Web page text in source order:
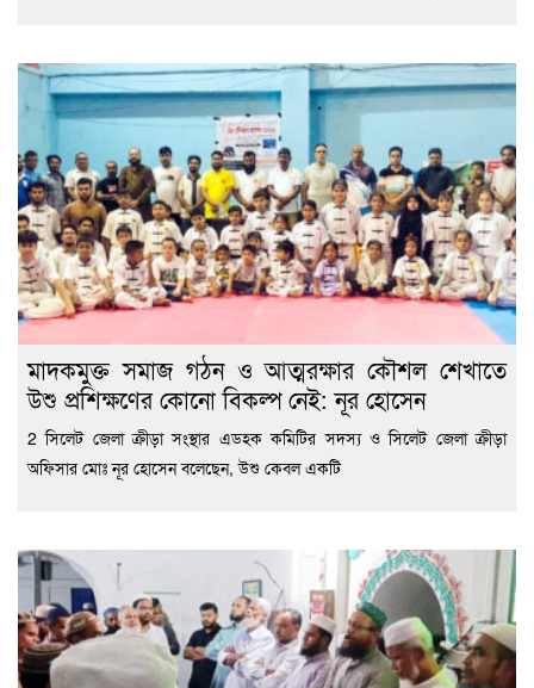
মাদকমুক্ত সমাজ গঠন ও আত্মরক্ষার কৌশল শেখাতে
উশু প্রশিক্ষণের কোনো বিকল্প নেই: নূর হোসেন
2 সিলেট জেলা ক্রীড়া সংস্থার এডহক কমিটির সদস্য ও সিলেট জেলা ক্রীড়া
অফিসার মোঃ নূর হোসেন বলেছেন, উশু কেবল একটি